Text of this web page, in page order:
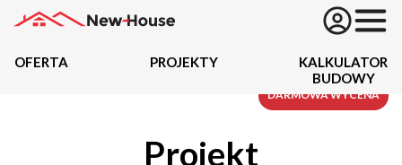
OFERTA PROJEKTY
KALKULATOR
BUDOWY
Projekt
DARMOWA WYCENA